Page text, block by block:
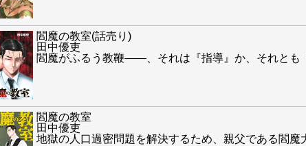
閻魔の教室(話売り)
田中優吏
閻魔がふるう教鞭――、それは『指導』か、それとも
閻魔の教室
田中優吏
地獄の人口過密問題を解決するため、親父である閻魔